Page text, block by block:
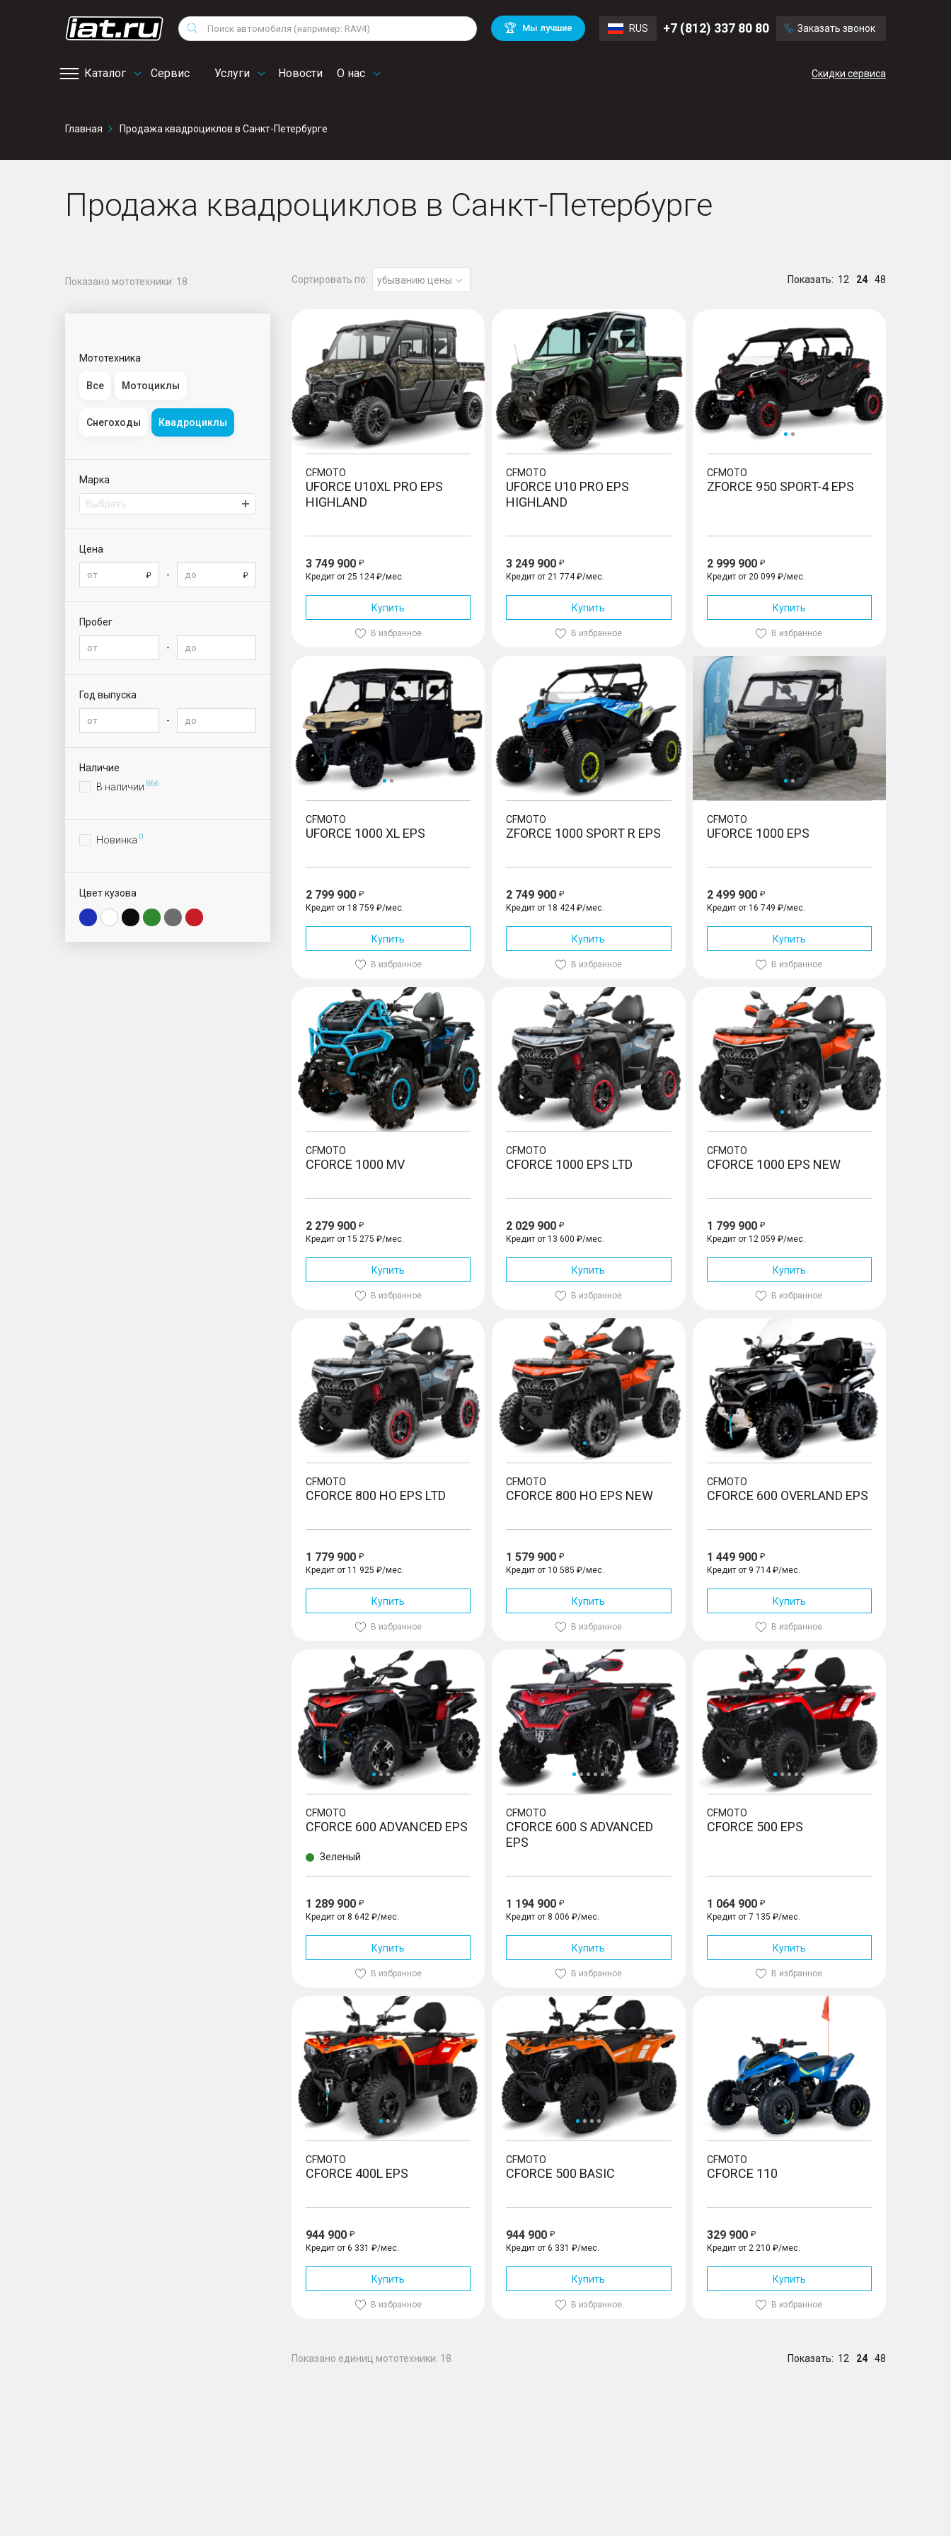
Поиск 🏆 Мы лучшие RUS +7 (812) 337 80 80 Заказать звонок
Каталог Сервис
сервис
Услуги Новости О нас Скидки сервиса
Снегоходы
Квадроциклы
Volkswagen
Mitsubishi BMW
Audi
Chevrolet Mercedes Benz
Главная Продажа квадроциклов в Санкт-Петербурге
Продажа квадроциклов в Санкт-Петербурге
Показано мототехники: 18
Мототехника
Все Мотоциклы
Снегоходы Квадроциклы
Марка
Выбрать
Цена
-
Пробег
-
Год выпуска
-
Наличие
В наличии 866
Новинка 0
Цвет кузова
Сортировать по: убыванию цены Показать: 12 24 48
CFMOTO
UFORCE U10XL PRO EPS
HIGHLAND
3 749 900
Кредит от 25 124 ₽/мес.
Купить
В избранное
UFORCE U10 PRO EPS HIGHLAND
CFMOTO
UFORCE U10 PRO EPS
HIGHLAND
3 249 900
Кредит от 21 774 ₽/мес.
Купить
В избранное
CFMOTO
ZFORCE 950 SPORT-4 EPS
2 999 900
Кредит от 20 099 ₽/мес.
Купить
В избранное
CFMOTO
UFORCE 1000 XL EPS
2 799 900
Кредит от 18 759 ₽/мес.
Купить
В избранное
CFMOTO
ZFORCE 1000 SPORT R EPS
2 749 900
Кредит от 18 424 ₽/мес.
Купить
В избранное
UFORCE 1000 EPS
CFMOTO
UFORCE 1000 EPS
2 499 900
Кредит от 16 749 ₽/мес.
Купить
В избранное
CFORCE 1000 MV
CFMOTO
CFORCE 1000 MV
2 279 900
Кредит от 15 275 ₽/мес.
Купить
В избранное
CFORCE 1000 EPS LTD
CFMOTO
CFORCE 1000 EPS LTD
2 029 900
Кредит от 13 600 ₽/мес.
Купить
В избранное
CFORCE 1000 EPS NEW
CFMOTO
CFORCE 1000 EPS NEW
1 799 900
Кредит от 12 059 ₽/мес.
Купить
В избранное
CFORCE 800 HO EPS LTD
CFMOTO
CFORCE 800 HO EPS LTD
1 779 900
Кредит от 11 925 ₽/мес.
Купить
В избранное
CFORCE 800 HO EPS NEW
CFMOTO
CFORCE 800 HO EPS NEW
1 579 900
Кредит от 10 585 ₽/мес.
Купить
В избранное
CFMOTO
CFORCE 600 OVERLAND EPS
1 449 900
Кредит от 9 714 ₽/мес.
Купить
В избранное
CFORCE 600 Advanced EPS
CFMOTO
CFORCE 600 ADVANCED EPS
Зеленый
1 289 900
Кредит от 8 642 ₽/мес.
Купить
В избранное
CFORCE 600 S Advanced EPS
CFMOTO
CFORCE 600 S ADVANCED
EPS
1 194 900
Кредит от 8 006 ₽/мес.
Купить
В избранное
CFORCE 500 EPS
CFMOTO
CFORCE 500 EPS
1 064 900
Кредит от 7 135 ₽/мес.
Купить
В избранное
CFORCE 400L EPS
CFMOTO
CFORCE 400L EPS
944 900
Кредит от 6 331 ₽/мес.
Купить
В избранное
CFORCE 500 Basic
CFMOTO
CFORCE 500 BASIC
944 900
Кредит от 6 331 ₽/мес.
Купить
В избранное
CFMOTO
CFORCE 110
329 900
Кредит от 2 210 ₽/мес.
Купить
В избранное
Показано единиц мототехники: 18 Показать: 12 24 48